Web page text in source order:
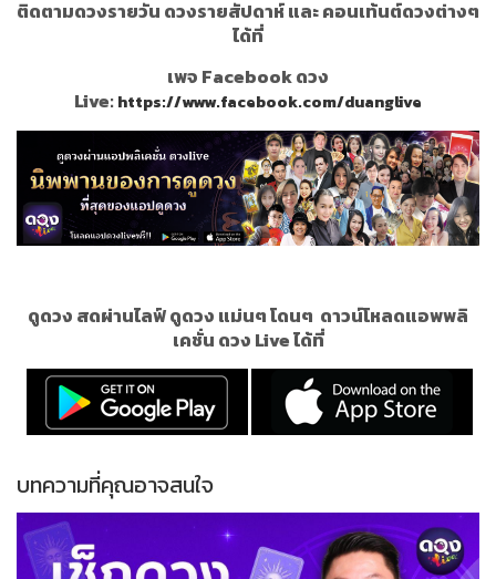
ติดตามดวงรายวัน ดวงรายสัปดาห์ และ คอนเท้นต์ดวงต่างๆ
ได้ที่
เพจ Facebook ดวง
Live:https://www.facebook.com/duanglive
ดูดวง สดผ่านไลฟ์ ดูดวง แม่นๆ โดนๆ ดาวน์โหลดแอพพลิ
เคชั่น ดวง Live ได้ที่
บทความที่คุณอาจสนใจ